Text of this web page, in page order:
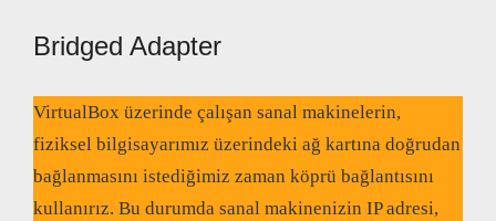
Bridged Adapter
VirtualBox üzerinde çalışan sanal makinelerin,
fiziksel bilgisayarımız üzerindeki ağ kartına doğrudan
bağlanmasını istediğimiz zaman köprü bağlantısını
kullanırız. Bu durumda sanal makinenizin IP adresi,